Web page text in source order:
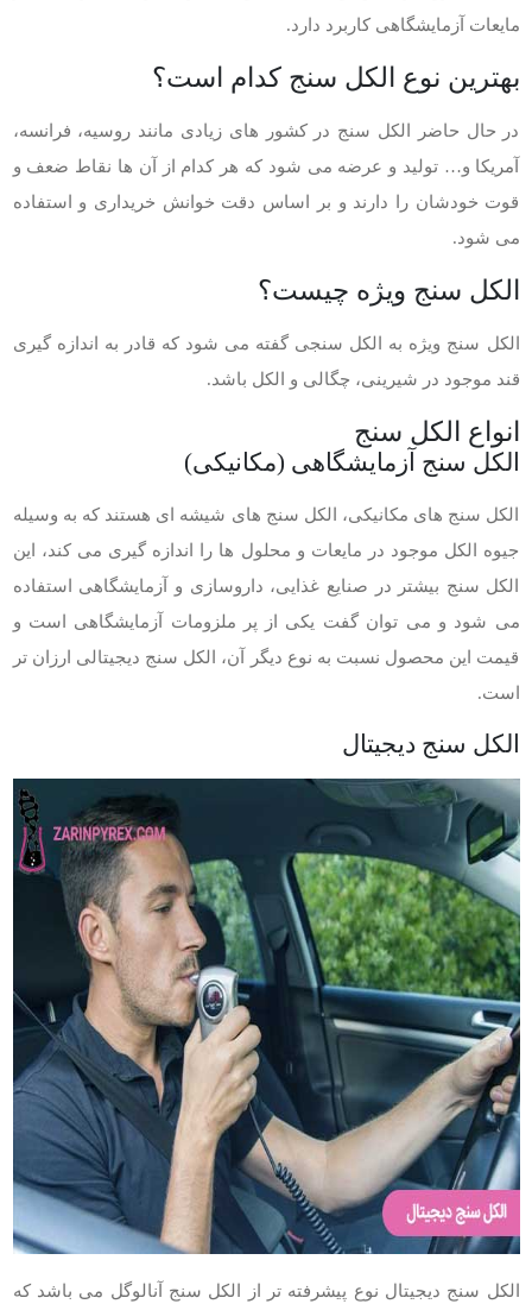
مایعات آزمایشگاهی کاربرد دارد.
بهترین نوع الکل سنج کدام است؟
در حال حاضر الکل سنج در کشور های زیادی مانند روسیه، فرانسه،
آمریکا و… تولید و عرضه می شود که هر کدام از آن ها نقاط ضعف و
قوت خودشان را دارند و بر اساس دقت خوانش خریداری و استفاده
می شود.
الکل سنج ویژه چیست؟
الکل سنج ویژه به الکل سنجی گفته می شود که قادر به اندازه گیری
قند موجود در شیرینی، چگالی و الکل باشد.
انواع الکل سنج
الکل سنج آزمایشگاهی (مکانیکی)
الکل سنج های مکانیکی، الکل سنج های شیشه ای هستند که به وسیله
جیوه الکل موجود در مایعات و محلول ها را اندازه گیری می کند، این
الکل سنج بیشتر در صنایع غذایی، داروسازی و آزمایشگاهی استفاده
می شود و می توان گفت یکی از پر ملزومات آزمایشگاهی است و
قیمت این محصول نسبت به نوع دیگر آن، الکل سنج دیجیتالی ارزان تر
است.
الکل سنج دیجیتال
الکل سنج دیجیتال نوع پیشرفته تر از الکل سنج آنالوگل می باشد که